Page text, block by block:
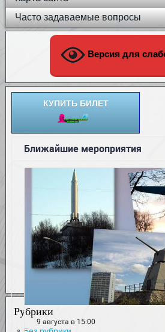
Часто задаваемые вопросы
Версия для
КУПИТЬ БИЛЕТ
Рубрики